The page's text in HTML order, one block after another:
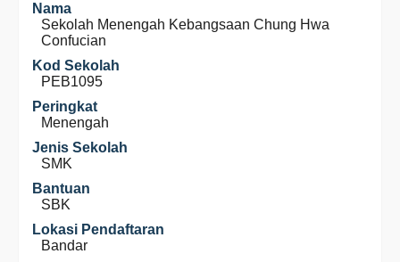
Nama
Sekolah Menengah Kebangsaan Chung Hwa
Confucian
Kod Sekolah
PEB1095
Peringkat
Menengah
Jenis Sekolah
SMK
Bantuan
SBK
Lokasi Pendaftaran
Bandar